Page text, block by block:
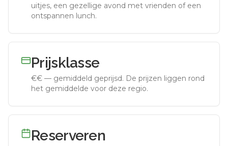
uitjes, een gezellige avond met vrienden of een
ontspannen lunch.
Prijsklasse
€€ — gemiddeld geprijsd. De prijzen liggen rond
het gemiddelde voor deze regio.
Reserveren